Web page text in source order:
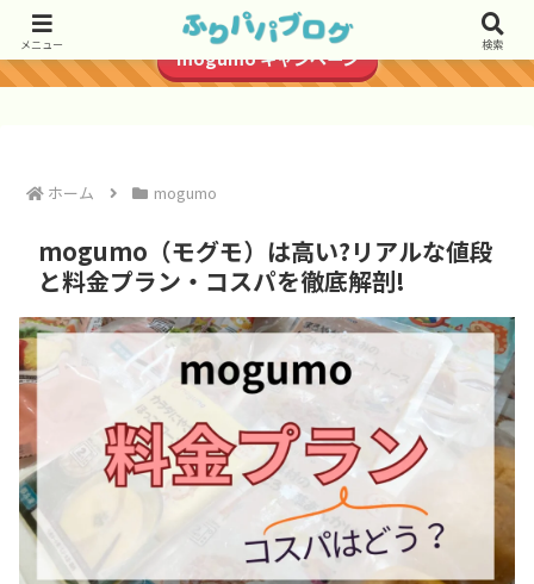
＼初回2,980円で送料無料／
mogumo キャンペーン
ホーム mogumo
mogumo（モグモ）は高い?リアルな値段
と料金プラン・コスパを徹底解剖!
メニュー 検索